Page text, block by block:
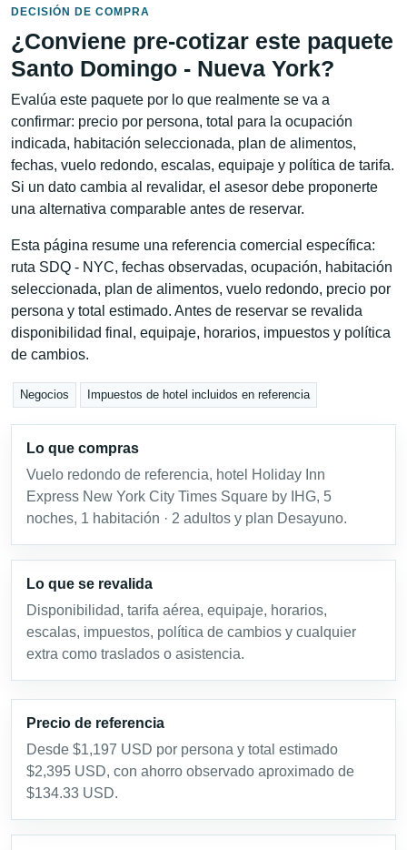
DECISIÓN DE COMPRA
¿Conviene pre-cotizar este paquete
Santo Domingo - Nueva York?
Evalúa este paquete por lo que realmente se va a
confirmar: precio por persona, total para la ocupación
indicada, habitación seleccionada, plan de alimentos,
fechas, vuelo redondo, escalas, equipaje y política de tarifa.
Si un dato cambia al revalidar, el asesor debe proponerte
una alternativa comparable antes de reservar.
Esta página resume una referencia comercial específica:
ruta SDQ - NYC, fechas observadas, ocupación, habitación
seleccionada, plan de alimentos, vuelo redondo, precio por
persona y total estimado. Antes de reservar se revalida
disponibilidad final, equipaje, horarios, impuestos y política
de cambios.
Negocios Impuestos de hotel incluidos en referencia
Lo que compras
Vuelo redondo de referencia, hotel Holiday Inn
Express New York City Times Square by IHG, 5
noches, 1 habitación · 2 adultos y plan Desayuno.
Lo que se revalida
Disponibilidad, tarifa aérea, equipaje, horarios,
escalas, impuestos, política de cambios y cualquier
extra como traslados o asistencia.
Precio de referencia
Desde $1,197 USD por persona y total estimado
$2,395 USD, con ahorro observado aproximado de
$134.33 USD.